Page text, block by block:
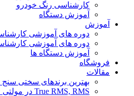
کارشناسی رنگ خودرو
آموزش دستگاه
آموزش
دوره های آموزشی
دوره های آموزشی
آموزش دستگاه ها
فروشگاه
مقالات
بهترین برندهای سختی سنج
True RMS, RMS در مولتی متر ها چیست؟